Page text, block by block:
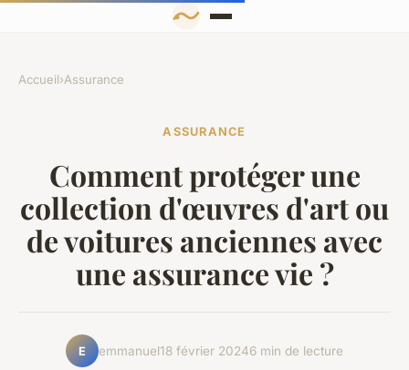
Accueil›Assurance
ASSURANCE
Comment protéger une
collection d'œuvres d'art ou
de voitures anciennes avec
une assurance vie ?
E emmanuel18 février 20246 min de lecture